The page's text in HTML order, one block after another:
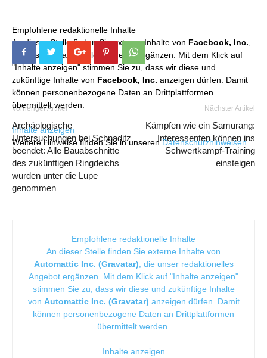
Empfohlene redaktionelle Inhalte
An dieser Stelle finden Sie externe Inhalte von Facebook, Inc.
die unser redaktionelles Angebot ergänzen. Mit dem Klick auf
"Inhalte anzeigen" stimmen Sie zu, dass wir diese und
zukünftige Inhalte von Facebook, Inc. anzeigen dürfen. Damit
können personenbezogene Daten an Drittplattformen
übermittelt werden.
Inhalte anzeigen
Weitere Hinweise finden Sie in unserenDatenschutzhinweisen.
Vorheriger Artikel
Archäologische
Untersuchungen bei Schnaditz
beendet: Alle Bauabschnitte
des zukünftigen Ringdeichs
wurden unter die Lupe
genommen
Nächster Artikel
Kämpfen wie ein Samurang:
Interessenten können ins
Schwertkampf-Training
einsteigen
Empfohlene redaktionelle Inhalte
An dieser Stelle finden Sie externe Inhalte von
Automattic Inc. (Gravatar) , die unser redaktionelles
Angebot ergänzen. Mit dem Klick auf "Inhalte anzeigen"
stimmen Sie zu, dass wir diese und zukünftige Inhalte
von Automattic Inc. (Gravatar) anzeigen dürfen. Damit
können personenbezogene Daten an Drittplattformen
übermittelt werden.
Inhalte anzeigen